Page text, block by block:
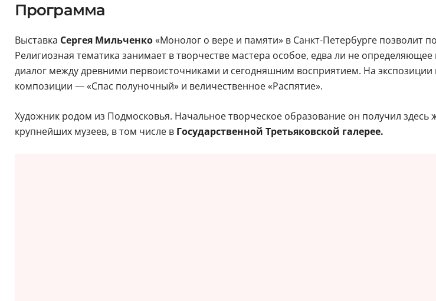
Программа
Выставка Сергея Мильченко«Монолог о вере и памяти» в Санкт-Петербурге позволит
Религиозная тематика занимает в творчестве мастера особое, едва ли не
диалог между древними первоисточниками и сегодняшним восприятием. На
композиции — «Спас полуночный» и величественное «Распятие».
Художник родом из Подмосковья. Начальное творческое образование он получил
крупнейших музеев, в том числе в Государственной Третьяковской галерее.